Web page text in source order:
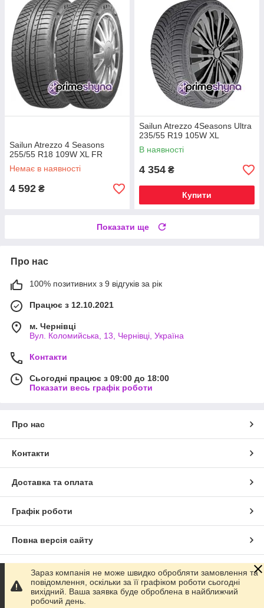
Sailun Atrezzo 4 Seasons
255/55 R18 109W XL FR
Немає в наявності
4 592 ₴
Sailun Atrezzo 4Seasons Ultra
235/55 R19 105W XL
В наявності
4 354 ₴
Купити
Показати ще
Про нас
100% позитивних з 9 відгуків за рік
Працює з 12.10.2021
м. Чернівці
Вул. Коломийська, 13, Чернівці, Україна
Контакти
Сьогодні працює з 09:00 до 18:00
Показати весь графік роботи
Про нас
Контакти
Доставка та оплата
Графік роботи
Повна версія сайту
Сайт створено на маркетплейсіProm.ua
Політика конфіденційності
Зараз компанія не може швидко обробляти замовлення та
повідомлення, оскільки за її графіком роботи сьогодні
вихідний. Ваша заявка буде оброблена в найближчий
робочий день.